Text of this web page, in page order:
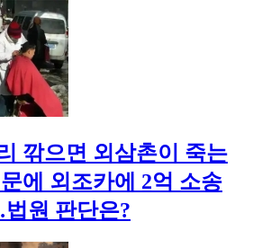
깎으면 외삼촌이 죽는
에 외조카에 2억 소송
원 판단은?